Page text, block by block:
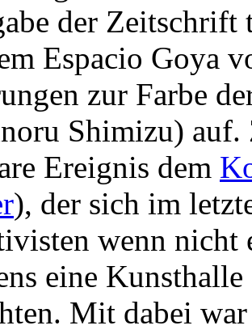
der
Espacio Goya
zur Farbe
Shimizu) auf.
Ereignis dem
), der sich im
wenn nicht
eine
Mit dabei